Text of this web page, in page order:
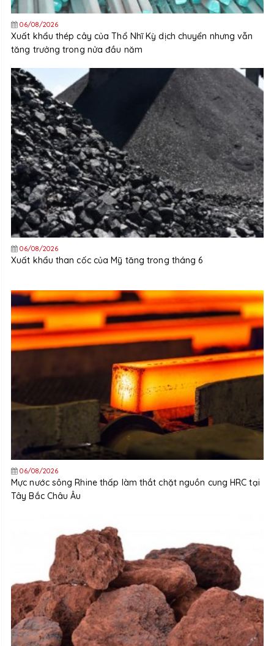
06/08/2026
Xuất khẩu thép cây của Thổ Nhĩ Kỳ dịch chuyển nhưng vẫn
tăng trưởng trong nửa đầu năm
06/08/2026
Xuất khẩu than cốc của Mỹ tăng trong tháng 6
06/08/2026
Mực nước sông Rhine thấp làm thắt chặt nguồn cung HRC tại
Tây Bắc Châu Âu